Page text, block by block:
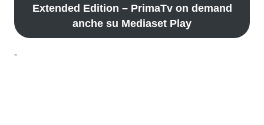
Extended Edition – PrimaTv on demand
anche su Mediaset Play
-